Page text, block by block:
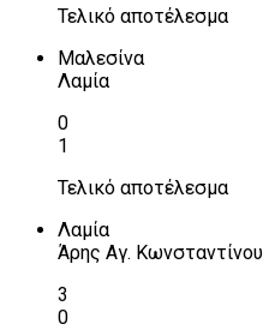
Τελικό αποτέλεσμα
Μαλεσίνα
Λαμία
0
1
Τελικό αποτέλεσμα
Λαμία
Άρης Αγ. Κωνσταντίνου
3
0